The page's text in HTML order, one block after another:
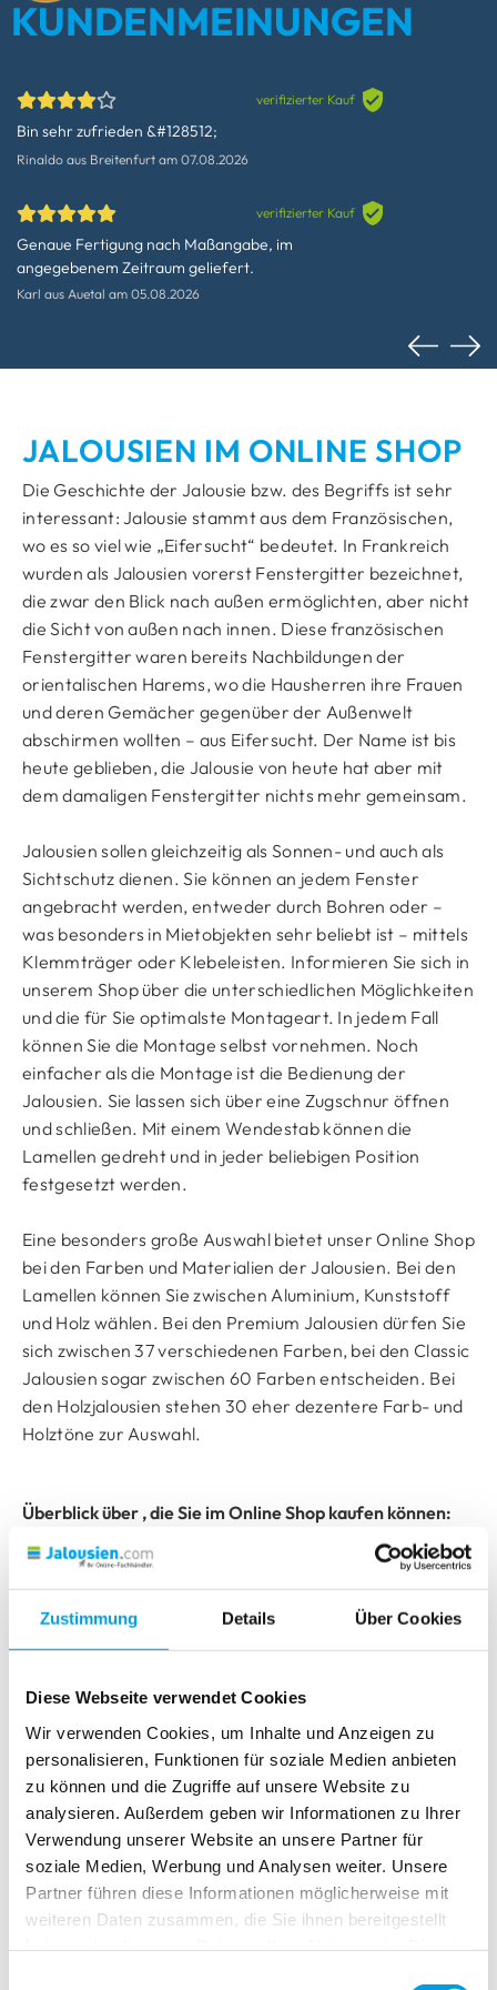
Zustimmung Details Über Cookies
Diese Webseite verwendet Cookies
Wir verwenden Cookies, um Inhalte und Anzeigen zu
personalisieren, Funktionen für soziale Medien anbieten
zu können und die Zugriffe auf unsere Website zu
analysieren. Außerdem geben wir Informationen zu Ihrer
Verwendung unserer Website an unsere Partner für
soziale Medien, Werbung und Analysen weiter. Unsere
Partner führen diese Informationen möglicherweise mit
weiteren Daten zusammen, die Sie ihnen bereitgestellt
KUNDEN­MEINUNGEN
verifizierter Kauf
Bin sehr zufrieden &#128512;
Rinaldo aus Breitenfurt am 07.08.2026
verifizierter Kauf
Genaue Fertigung nach Maßangabe, im
angegebenem Zeitraum geliefert.
Karl aus Auetal am 05.08.2026
JALOUSIEN IM ONLINE SHOP
Die Geschichte der Jalousie bzw. des Begriffs ist sehr
interessant: Jalousie stammt aus dem Französischen,
wo es so viel wie „Eifersucht“ bedeutet. In Frankreich
wurden als Jalousien vorerst Fenstergitter bezeichnet,
die zwar den Blick nach außen ermöglichten, aber nicht
die Sicht von außen nach innen. Diese französischen
Fenstergitter waren bereits Nachbildungen der
orientalischen Harems, wo die Hausherren ihre Frauen
und deren Gemächer gegenüber der Außenwelt
abschirmen wollten – aus Eifersucht. Der Name ist bis
heute geblieben, die Jalousie von heute hat aber mit
dem damaligen Fenstergitter nichts mehr gemeinsam.
Jalousien sollen gleichzeitig als Sonnen- und auch als
Sichtschutz dienen. Sie können an jedem Fenster
angebracht werden, entweder durch Bohren oder –
was besonders in Mietobjekten sehr beliebt ist – mittels
Klemmträger oder Klebeleisten. Informieren Sie sich in
unserem Shop über die unterschiedlichen Möglichkeiten
und die für Sie optimalste Montageart. In jedem Fall
können Sie die Montage selbst vornehmen. Noch
einfacher als die Montage ist die Bedienung der
Jalousien. Sie lassen sich über eine Zugschnur öffnen
und schließen. Mit einem Wendestab können die
Lamellen gedreht und in jeder beliebigen Position
festgesetzt werden.
Eine besonders große Auswahl bietet unser Online Shop
bei den Farben und Materialien der Jalousien. Bei den
Lamellen können Sie zwischen Aluminium, Kunststoff
und Holz wählen. Bei den Premium Jalousien dürfen Sie
sich zwischen 37 verschiedenen Farben, bei den Classic
Jalousien sogar zwischen 60 Farben entscheiden. Bei
den Holzjalousien stehen 30 eher dezentere Farb- und
Holztöne zur Auswahl.
Überblick über , die Sie im Online Shop kaufen können:
Jalousie Classic Premium
Jalousie Holz